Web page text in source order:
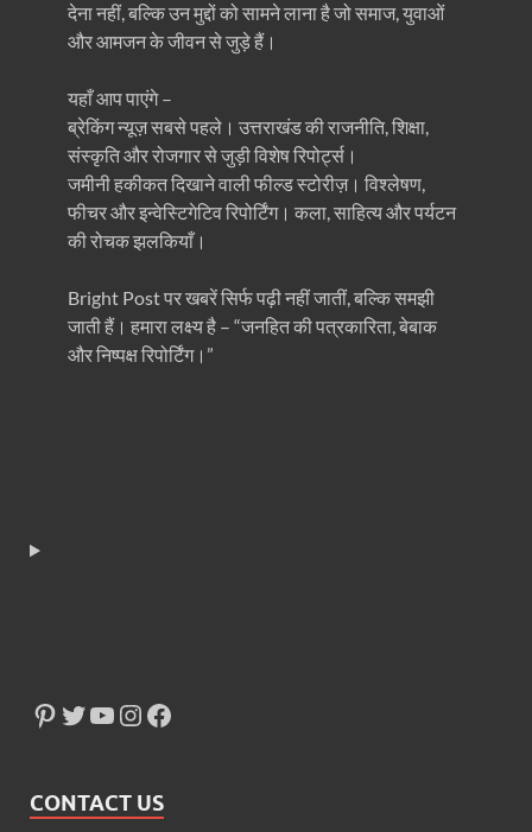
देना नहीं, बल्कि उन मुद्दों को सामने लाना है जो समाज, युवाओं
और आमजन के जीवन से जुड़े हैं।
यहाँ आप पाएंगे –
ब्रेकिंग न्यूज़ सबसे पहले। उत्तराखंड की राजनीति, शिक्षा,
संस्कृति और रोजगार से जुड़ी विशेष रिपोर्ट्स।
जमीनी हकीकत दिखाने वाली फील्ड स्टोरीज़। विश्लेषण,
फीचर और इन्वेस्टिगेटिव रिपोर्टिंग। कला, साहित्य और पर्यटन
की रोचक झलकियाँ।
Bright Post पर खबरें सिर्फ पढ़ी नहीं जातीं, बल्कि समझी
जाती हैं। हमारा लक्ष्य है – “जनहित की पत्रकारिता, बेबाक
और निष्पक्ष रिपोर्टिंग।”
CONTACT US